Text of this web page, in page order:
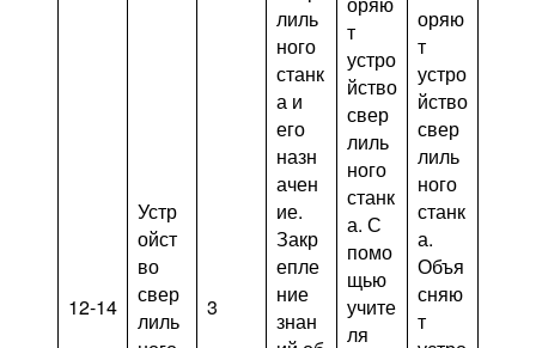
12-14
Устр
ойст
во
свер
лиль
3
лиль
ного
станк
а и
его
назн
ачен
ие.
Закр
епле
ние
знан
т
устро
йство
свер
лиль
ного
станк
а. С
помо
щью
учите
ля
оряю
т
устро
йство
свер
лиль
ного
станк
а.
Объя
сняю
т